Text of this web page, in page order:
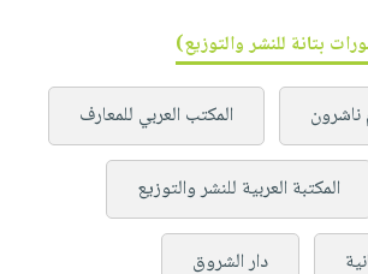
بتانة للنشر والتوزيع)
ناشرون المكتب العربي للمعارف
المكتبة العربية للنشر والتوزيع
دار الشروق